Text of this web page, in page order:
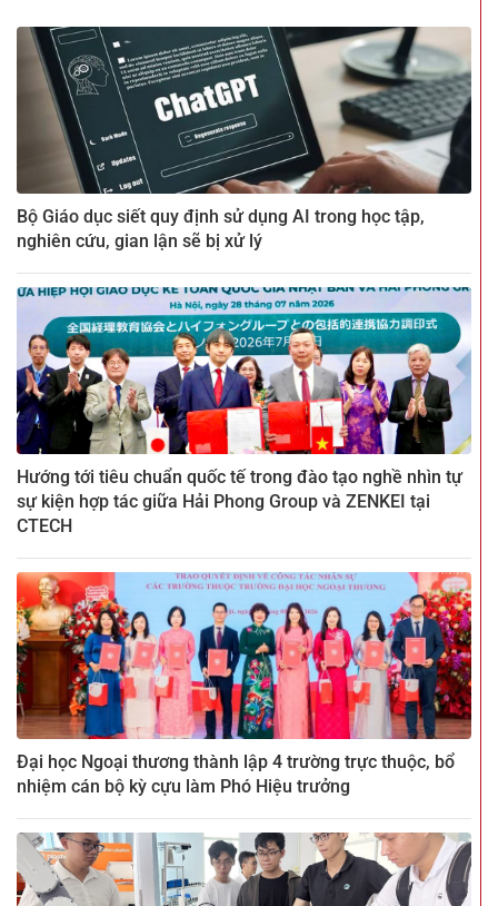
Bộ Giáo dục siết quy định sử dụng AI trong học tập,
nghiên cứu, gian lận sẽ bị xử lý
Hướng tới tiêu chuẩn quốc tế trong đào tạo nghề nhìn tự
sự kiện hợp tác giữa Hải Phong Group và ZENKEI tại
CTECH
Đại học Ngoại thương thành lập 4 trường trực thuộc, bổ
nhiệm cán bộ kỳ cựu làm Phó Hiệu trưởng